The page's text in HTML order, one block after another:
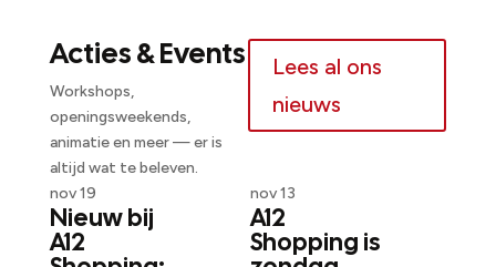
Acties & Events
Workshops,
openingsweekends,
animatie en meer — er is
altijd wat te beleven.
Lees al ons
nieuws
nov 19
Nieuw bij
A12
nov 13
A12
Shopping is